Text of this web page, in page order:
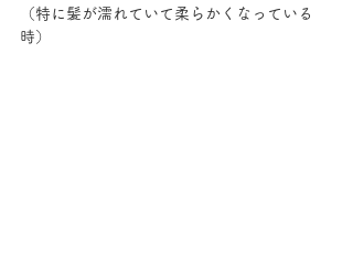
（特に髪が濡れていて柔らかくなっている
時）